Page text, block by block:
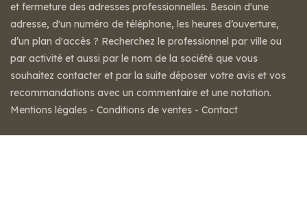
et fermeture des adresses professionnelles. Besoin d'une
adresse, d'un numéro de téléphone, les heures d’ouverture,
d’un plan d'accès ? Recherchez le professionnel par ville ou
par activité et aussi par le nom de la société que vous
souhaitez contacter et par la suite déposer votre avis et vos
recommandations avec un commentaire et une notation.
Mentions légales - Conditions de ventes - Contact